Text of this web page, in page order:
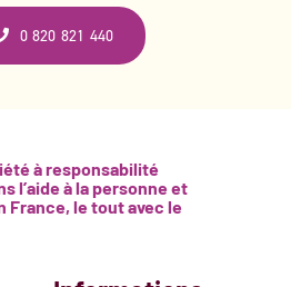
0 820 821 440
à responsabilité
l’aide à la personne et
France, le tout avec le